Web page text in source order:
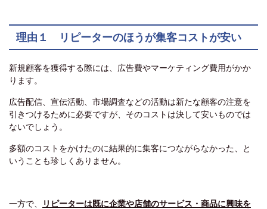
理由１ リピーターのほうが集客コストが安い
新規顧客を獲得する際には、広告費やマーケティング費用がかか
ります。
広告配信、宣伝活動、市場調査などの活動は新たな顧客の注意を
引きつけるために必要ですが、そのコストは決して安いものでは
ないでしょう。
多額のコストをかけたのに結果的に集客につながらなかった、と
いうことも珍しくありません。
一方で、
リピーターは既に企業や店舗のサービス・商品に興味を